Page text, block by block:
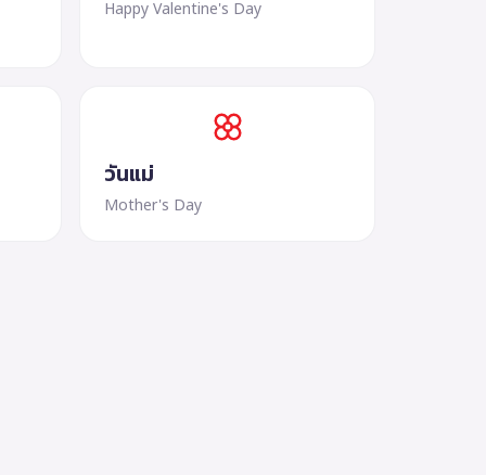
Happy Valentine's Day
วันแม่
Mother's Day